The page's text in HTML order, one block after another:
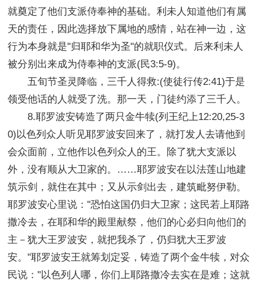
就奠定了他们支派侍奉神的基础。利未人知道他们有属
天的责任，因此选择放下属地的感情，站在神一边，这
行为本身就是"归耶和华为圣"的就职仪式。后来利未人
被分别出来成为侍奉神的支派(民3:5-9)。
五旬节圣灵降临，三千人得救:(使徒行传2:41)于是
领受他话的人就受了洗。那一天，门徒约添了三千人。
8.耶罗波安铸造了两只金牛犊(列王纪上12:20,25-3
0)以色列众人听见耶罗波安回来了，就打发人去请他到
会众面前，立他作以色列众人的王。除了犹大支派以
外，没有顺从大卫家的。……耶罗波安在以法莲山地建
筑示剑，就住在其中；又从示剑出去，建筑毗努伊勒。
耶罗波安心里说："恐怕这国仍归大卫家；这民若上耶路
撒冷去，在耶和华的殿里献祭，他们的心必归向他们的
主－犹大王罗波安，就把我杀了，仍归犹大王罗波
安。"耶罗波安王就筹划定妥，铸造了两个金牛犊，对众
民说："以色列人哪，你们上耶路撒冷去实在是难；这就